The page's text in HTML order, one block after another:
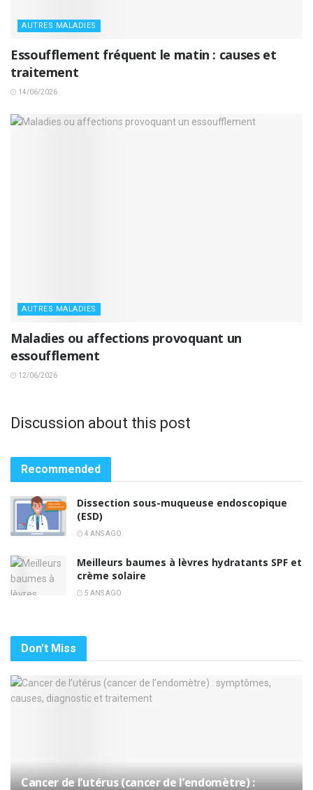
AUTRES MALADIES
Essoufflement fréquent le matin : causes et
traitement
14/06/2026
AUTRES MALADIES
Maladies ou affections provoquant un
essoufflement
12/06/2026
Discussion about this post
Recommended
Dissection sous-muqueuse endoscopique
(ESD)
4 ANS AGO
Meilleurs baumes à lèvres hydratants SPF et
crème solaire
5 ANS AGO
Don't Miss
Cancer de l’utérus (cancer de l’endomètre) :